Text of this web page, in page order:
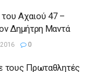
Αχαιού 47 –
Δημήτρη Μαντά
0
τους Πρωταθλητές